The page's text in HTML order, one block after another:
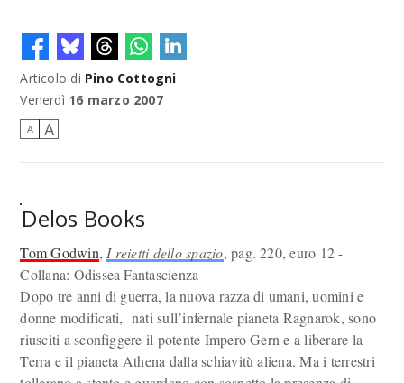
Articolo di Pino Cottogni
Venerdì 16 marzo 2007
A A
Delos Books
Tom Godwin, I reietti dello spazio, pag. 220, euro 12 -
Collana: Odissea Fantascienza
Dopo tre anni di guerra, la nuova razza di umani, uomini e
donne modificati, nati sull’infernale pianeta Ragnarok, sono
riusciti a sconfiggere il potente Impero Gern e a liberare la
Terra e il pianeta Athena dalla schiavitù aliena. Ma i terrestri